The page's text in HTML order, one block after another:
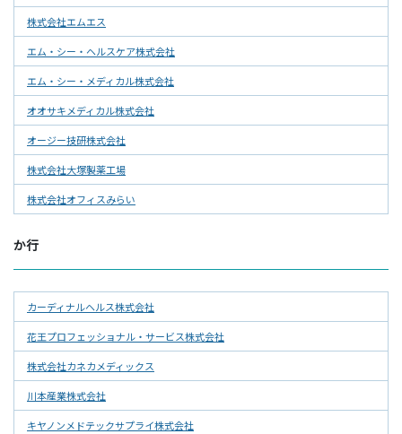
株式会社エムエス
エム・シー・ヘルスケア株式会社
エム・シー・メディカル株式会社
オオサキメディカル株式会社
オージー技研株式会社
株式会社大塚製薬工場
株式会社オフィスみらい
か行
カーディナルヘルス株式会社
花王プロフェッショナル・サービス株式会社
株式会社カネカメディックス
川本産業株式会社
キヤノンメドテックサプライ株式会社